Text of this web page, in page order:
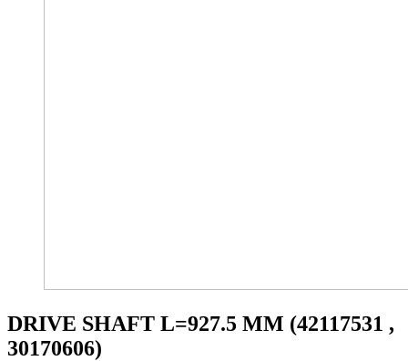
DRIVE SHAFT L=927.5 MM (42117531 ,
30170606)